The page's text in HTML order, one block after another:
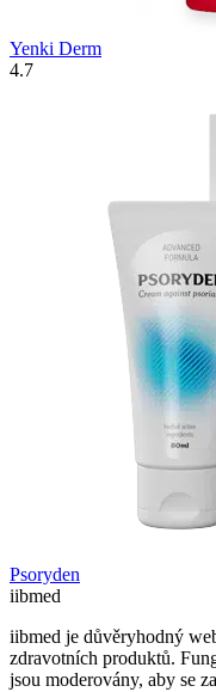
Yenki Derm
4.7
Psoryden
iibmed
iibmed je důvěryhodný
zdravotních produktů.
jsou moderovány, aby se